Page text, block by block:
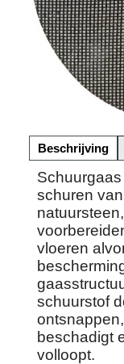
Beschrijving
schuren
vloeren
schuurstof
beschadigt
volloopt.